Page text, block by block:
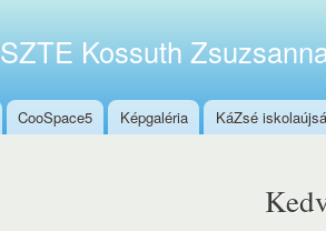
SZTE Kossuth
CooSpace5 Képgaléria KáZsé